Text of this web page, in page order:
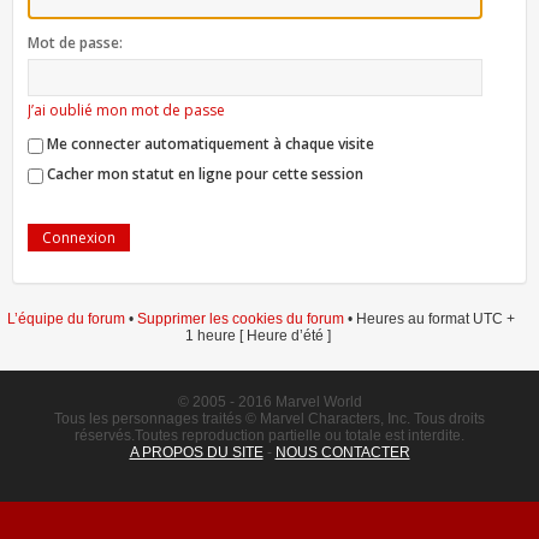
Mot de passe:
J’ai oublié mon mot de passe
Me connecter automatiquement à chaque visite
Cacher mon statut en ligne pour cette session
L’équipe du forum• Supprimer les cookies du forum• Heures au format UTC +
1 heure [ Heure d’été ]
© 2005 - 2016 Marvel World
Tous les personnages traités © Marvel Characters, Inc. Tous droits
réservés.Toutes reproduction partielle ou totale est interdite.
A PROPOS DU SITE- NOUS CONTACTER